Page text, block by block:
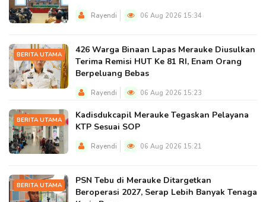
Rayendi 06 Aug 2026 15:34
BERITA UTAMA
426 Warga Binaan Lapas Merauke Diusulkan
Terima Remisi HUT Ke 81 RI, Enam Orang
Berpeluang Bebas
Rayendi 06 Aug 2026 15:23
BERITA UTAMA
Kadisdukcapil Merauke Tegaskan Pelayana
KTP Sesuai SOP
Rayendi 06 Aug 2026 15:21
BERITA UTAMA
PSN Tebu di Merauke Ditargetkan
Beroperasi 2027, Serap Lebih Banyak Tenaga